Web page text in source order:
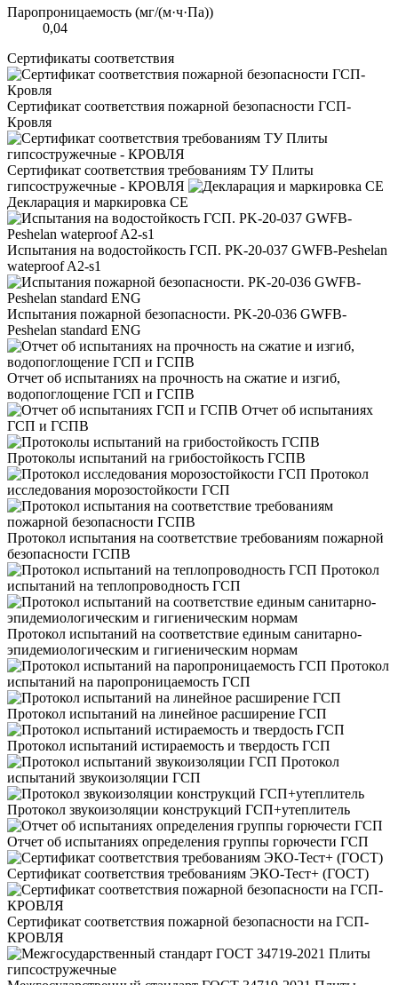
Паропроницаемость (мг/(м·ч·Па))
0,04
Сертификаты соответствия
Сертификат соответствия пожарной безопасности ГСП-
Кровля
Сертификат соответствия требованиям ТУ Плиты
гипсостружечные - КРОВЛЯ
Декларация и маркировка CE
Испытания на водостойкость ГСП. PK-20-037 GWFB-Peshelan
wateproof A2-s1
Испытания пожарной безопасности. PK-20-036 GWFB-
Peshelan standard ENG
Отчет об испытаниях на прочность на сжатие и изгиб,
водопоглощение ГСП и ГСПВ
Отчет об испытаниях
ГСП и ГСПВ
Протоколы испытаний на грибостойкость ГСПВ
Протокол
исследования морозостойкости ГСП
Протокол испытания на соответствие требованиям пожарной
безопасности ГСПВ
Протокол
испытаний на теплопроводность ГСП
Протокол испытаний на соответствие единым санитарно-
эпидемиологическим и гигиеническим нормам
Протокол
испытаний на паропроницаемость ГСП
Протокол испытаний на линейное расширение ГСП
Протокол испытаний истираемость и твердость ГСП
Протокол
испытаний звукоизоляции ГСП
Протокол звукоизоляции конструкций ГСП+утеплитель
Отчет об испытаниях определения группы горючести ГСП
Сертификат соответствия требованиям ЭКО-Тест+ (ГОСТ)
Сертификат соответствия пожарной безопасности на ГСП-
КРОВЛЯ